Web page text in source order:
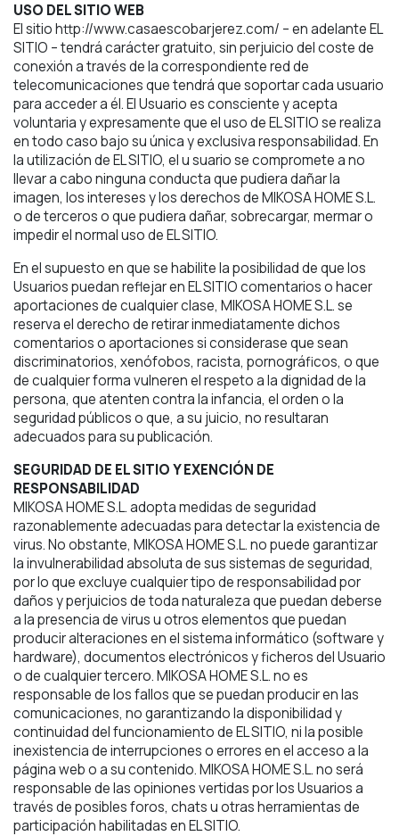
USO DEL SITIO WEB
El sitio http://www.casaescobarjerez.com/ – en adelante EL
SITIO – tendrá carácter gratuito, sin perjuicio del coste de
conexión a través de la correspondiente red de
telecomunicaciones que tendrá que soportar cada usuario
para acceder a él. El Usuario es consciente y acepta
voluntaria y expresamente que el uso de EL SITIO se realiza
en todo caso bajo su única y exclusiva responsabilidad. En
la utilización de EL SITIO, el u suario se compromete a no
llevar a cabo ninguna conducta que pudiera dañar la
imagen, los intereses y los derechos de MIKOSA HOME S.L.
o de terceros o que pudiera dañar, sobrecargar, mermar o
impedir el normal uso de EL SITIO.
En el supuesto en que se habilite la posibilidad de que los
Usuarios puedan reflejar en EL SITIO comentarios o hacer
aportaciones de cualquier clase, MIKOSA HOME S.L. se
reserva el derecho de retirar inmediatamente dichos
comentarios o aportaciones si considerase que sean
discriminatorios, xenófobos, racista, pornográficos, o que
de cualquier forma vulneren el respeto a la dignidad de la
persona, que atenten contra la infancia, el orden o la
seguridad públicos o que, a su juicio, no resultaran
adecuados para su publicación.
SEGURIDAD DE EL SITIO Y EXENCIÓN DE
RESPONSABILIDAD
MIKOSA HOME S.L. adopta medidas de seguridad
razonablemente adecuadas para detectar la existencia de
virus. No obstante, MIKOSA HOME S.L. no puede garantizar
la invulnerabilidad absoluta de sus sistemas de seguridad,
por lo que excluye cualquier tipo de responsabilidad por
daños y perjuicios de toda naturaleza que puedan deberse
a la presencia de virus u otros elementos que puedan
producir alteraciones en el sistema informático (software y
hardware), documentos electrónicos y ficheros del Usuario
o de cualquier tercero. MIKOSA HOME S.L. no es
responsable de los fallos que se puedan producir en las
comunicaciones, no garantizando la disponibilidad y
continuidad del funcionamiento de EL SITIO, ni la posible
inexistencia de interrupciones o errores en el acceso a la
página web o a su contenido. MIKOSA HOME S.L. no será
responsable de las opiniones vertidas por los Usuarios a
través de posibles foros, chats u otras herramientas de
participación habilitadas en EL SITIO.